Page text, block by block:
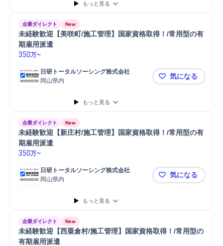
もっと見る
企業ダイレクト New
未経験歓迎【美咲町/施工管理】国家資格取得！/常用型の有
期雇用派遣
350万~
日研トータルソーシング株式会社
岡山県内
未経験歓迎
気になる
もっと見る
企業ダイレクト New
未経験歓迎【新庄村/施工管理】国家資格取得！/常用型の有
期雇用派遣
350万~
日研トータルソーシング株式会社
岡山県内
未経験歓迎
気になる
もっと見る
企業ダイレクト New
未経験歓迎【西粟倉村/施工管理】国家資格取得！/常用型の
有期雇用派遣